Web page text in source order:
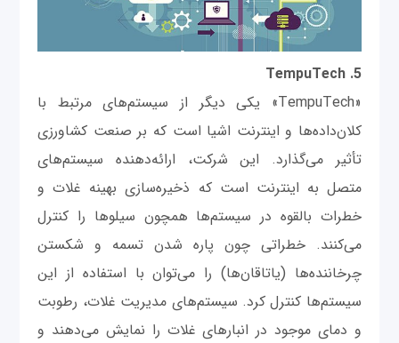
5. TempuTech
«TempuTech» یکی دیگر از سیستم‌های مرتبط با
کلان‌داده‌ها و اینترنت اشیا است که بر صنعت کشاورزی
تأثیر می‌گذارد. این شرکت، ارائه‌دهنده سیستم‌های
متصل به اینترنت است که ذخیره‌سازی بهینه غلات و
خطرات بالقوه در سیستم‌ها همچون سیلوها را کنترل
می‌کنند. خطراتی چون پاره شدن تسمه و شکستن
چرخاننده‌ها (یاتاقان‌ها) را می‌توان با استفاده از این
سیستم‌ها کنترل کرد. سیستم‌های مدیریت غلات، رطوبت
و دمای موجود در انبارهای غلات را نمایش می‌دهند و